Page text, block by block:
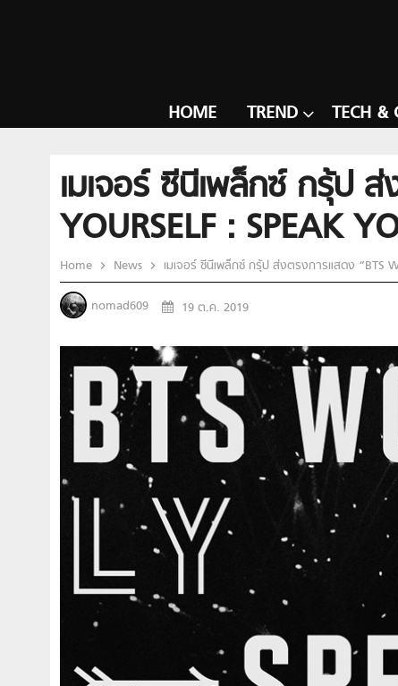
HOME TREND TECH &
เมเจอร์ ซีนีเพล็กซ์ กรุ้ป
YOURSELF : SPEAK
Home News เมเจอร์ ซีนีเพล็กซ์ กรุ้ป ส่งตรงการแสดง “BTS
nomad609 19 ต.ค. 2019